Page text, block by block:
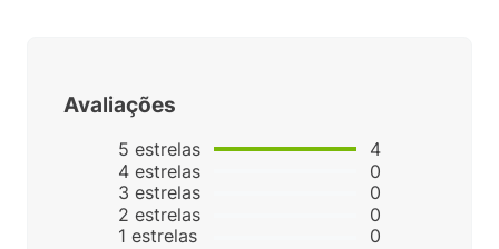
Avaliações
5 estrelas
4 estrelas
3 estrelas
2 estrelas
1 estrelas
4
0
0
0
0